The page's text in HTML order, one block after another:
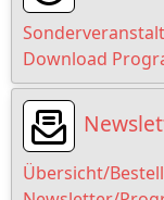
Download
Übersicht/